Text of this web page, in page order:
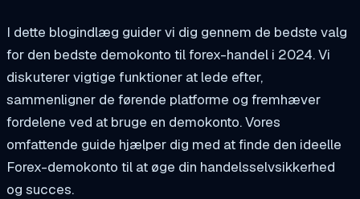
I dette blogindlæg guider vi dig gennem de bedste valg
for den bedste demokonto til forex-handel i 2024. Vi
diskuterer vigtige funktioner at lede efter,
sammenligner de førende platforme og fremhæver
fordelene ved at bruge en demokonto. Vores
omfattende guide hjælper dig med at finde den ideelle
Forex-demokonto til at øge din handelsselvsikkerhed
og succes.